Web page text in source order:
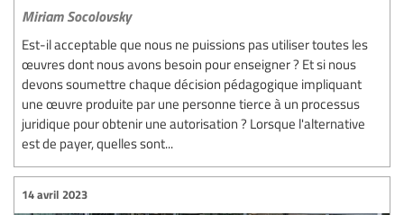
Miriam Socolovsky
Est-il acceptable que nous ne puissions pas utiliser toutes les
œuvres dont nous avons besoin pour enseigner ? Et si nous
devons soumettre chaque décision pédagogique impliquant
une œuvre produite par une personne tierce à un processus
juridique pour obtenir une autorisation ? Lorsque l'alternative
est de payer, quelles sont...
14 avril 2023